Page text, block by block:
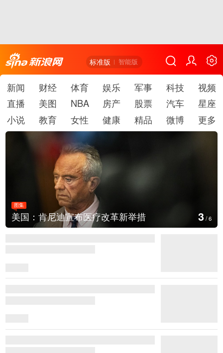
标准版 智能版
新闻 财经 体育 娱乐 军事 科技
视频
直播
美图 NBA 房产 股票 汽车
星座
小说
教育 女性 健康 精品 微博 更多
图集
美国：肯尼迪宣布医疗改革新举措 4 /6